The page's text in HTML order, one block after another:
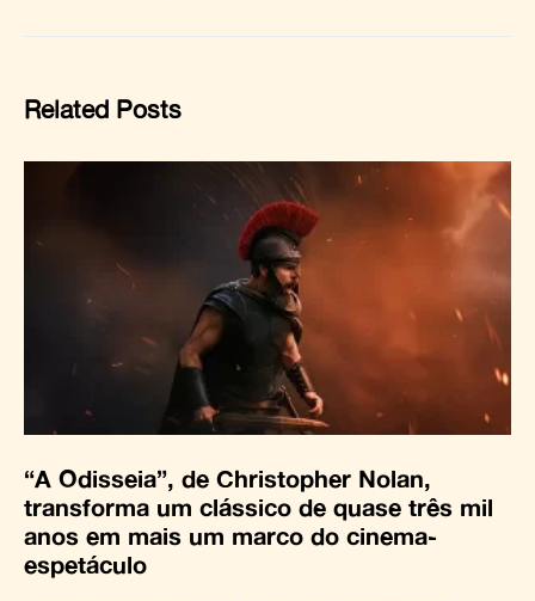
Related Posts
“A Odisseia”, de Christopher Nolan,
transforma um clássico de quase três mil
anos em mais um marco do cinema-
espetáculo